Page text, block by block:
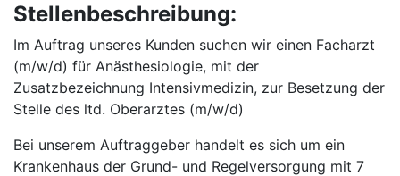
Stellenbeschreibung:
Im Auftrag unseres Kunden suchen wir einen Facharzt
(m/w/d) für Anästhesiologie, mit der
Zusatzbezeichnung Intensivmedizin, zur Besetzung der
Stelle des ltd. Oberarztes (m/w/d)
Bei unserem Auftraggeber handelt es sich um ein
Krankenhaus der Grund- und Regelversorgung mit 7